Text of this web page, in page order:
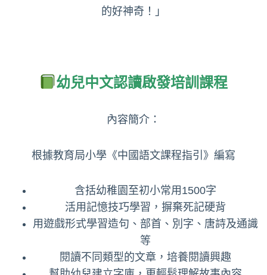
的好神奇！」
幼兒中文認讀啟發培訓課程
內容簡介：
根據教育局小學《‎中國語文課程指引》編寫
含括幼稚園至初小常用1500字
活用記憶技巧學習，摒棄死記硬背
用遊戲形式學習造句、部首、別字、唐詩及通識
等
閱讀不同類型的文章，培養閱讀興趣